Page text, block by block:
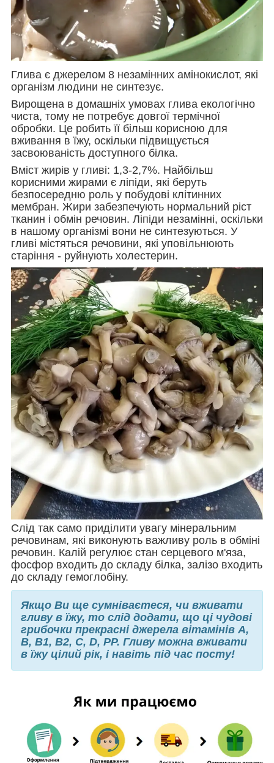
Глива є джерелом 8 незамінних амінокислот, які
організм людини не синтезує.
Вирощена в домашніх умовах глива екологічно
чиста, тому не потребує довгої термічної
обробки. Це робить її більш корисною для
вживання в їжу, оскільки підвищується
засвоюваність доступного білка.
Вміст жирів у гливі: 1,3-2,7%. Найбільш
корисними жирами є ліпіди, які беруть
безпосередню роль у побудові клітинних
мембран. Жири забезпечують нормальний ріст
тканин і обмін речовин. Ліпіди незамінні, оскільки
в нашому організмі вони не синтезуються. У
гливі містяться речовини, які уповільнюють
старіння - руйнують холестерин.
Слід так само приділити увагу мінеральним
речовинам, які виконують важливу роль в обміні
речовин. Калій регулює стан серцевого м'яза,
фосфор входить до складу білка, залізо входить
до складу гемоглобіну.
Якщо Ви ще сумніваєтеся, чи вживати
гливу в їжу, то слід додати, що ці чудові
грибочки прекрасні джерела вітамінів А,
B, B1, B2, C, D, PP. Гливу можна вживати
в їжу цілий рік, і навіть під час посту!